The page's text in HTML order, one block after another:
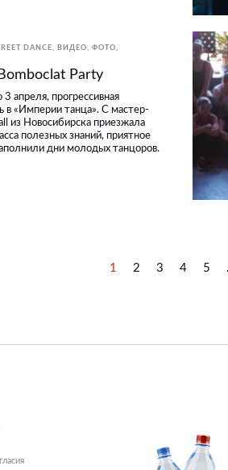
DANCE ВИДЕО
ФОТО
Party
апреля, прогрессивная
в «Империи танца». С мастер-
из Новосибирска приезжала
полезных знаний, приятное
дни молодых танцоров.
1 2 3 4 5